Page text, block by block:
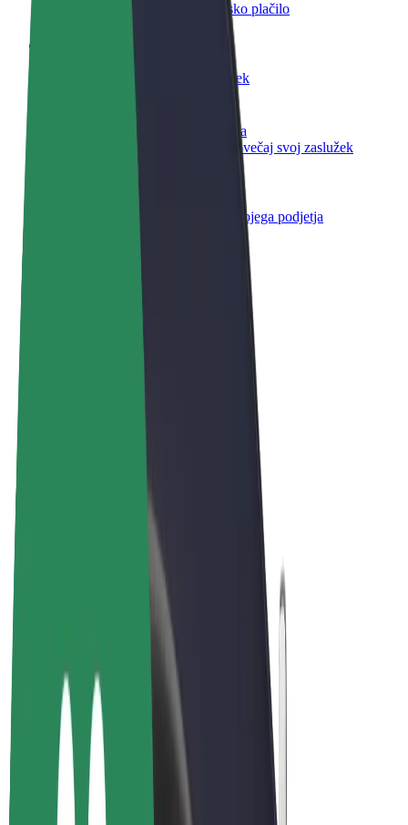
Dostavljaj hrano in prejmi tedensko plačilo
Dosezi več strank in zvišaj zaslužek
Prijavi se kot lastnik voznega parka
Dodaj svoj vozni park v Bolt in povečaj svoj zaslužek
Boltovi izdelki in storitve za rast tvojega podjetja
E-kolesa
Bolt Plus
Zasluži z Bolt
Vozniki